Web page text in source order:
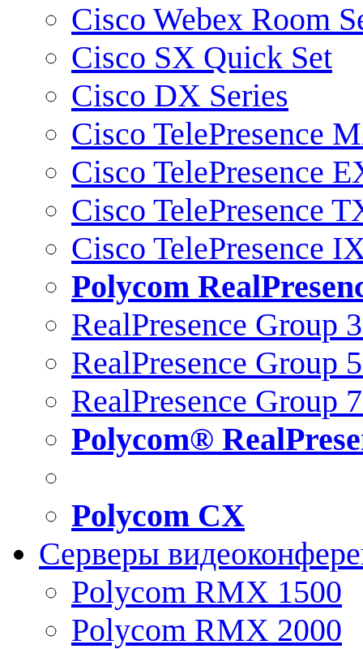
Cisco Webex Room
Cisco SX Quick Set
Cisco DX Series
Cisco TelePresence
Cisco TelePresence
Cisco TelePresence
Cisco TelePresence
Polycom
RealPresence Group
RealPresence Group
RealPresence Group
Polycom®
Polycom CX
Серверы
Polycom RMX 1500
Polycom RMX 2000